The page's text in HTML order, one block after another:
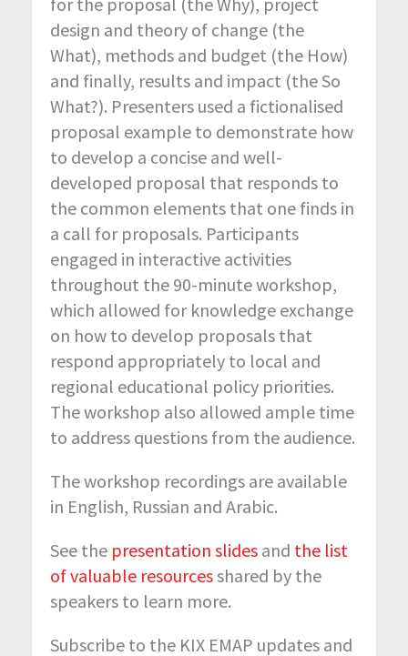
design and theory of change (the
What), methods and budget (the How)
and finally, results and impact (the So
What?). Presenters used a fictionalised
proposal example to demonstrate how
to develop a concise and well-
developed proposal that responds to
the common elements that one finds in
a call for proposals. Participants
engaged in interactive activities
throughout the 90-minute workshop,
which allowed for knowledge exchange
on how to develop proposals that
respond appropriately to local and
regional educational policy priorities.
The workshop also allowed ample time
to address questions from the audience.
The workshop recordings are available
in English, Russian and Arabic.
See the presentation slides and the list
of valuable resourcesshared by the
speakers to learn more.
Subscribe to the KIX EMAP updates and